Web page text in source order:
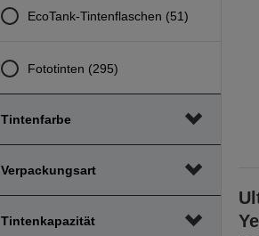
EcoTank-Tintenflaschen (51)
Fototinten (295)
Tintenfarbe
Verpackungsart
Tintenkapazität